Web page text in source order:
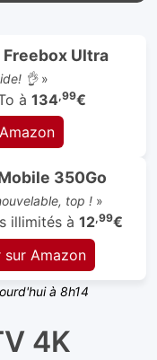
Ultra
👌»
à 134,99€
350Go
top !»
illimités à 12,99€
Amazon
à 8h14
4K